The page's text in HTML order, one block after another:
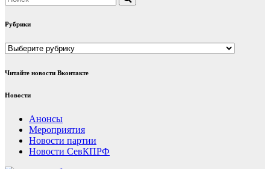
Рубрики
Рубрики
Читайте новости Вконтакте
Новости
Анонсы
Мероприятия
Новости партии
Новости СевКПРФ